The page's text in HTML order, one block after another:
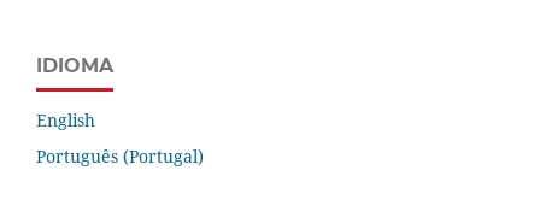
IDIOMA
English
Português (Portugal)